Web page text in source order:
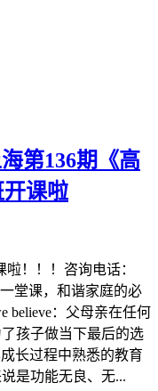
第136期《高
课啦
啦！！！️咨询电话：
堂课，和谐家庭的必
believe：父母亲在任何
孩子做当下最后的选
长过程中熟悉的教育
是功能无良、无...